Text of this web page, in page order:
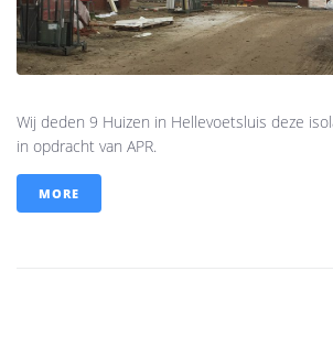
Wij deden 9 Huizen in Hellevoetsluis deze
in opdracht van APR.
MORE